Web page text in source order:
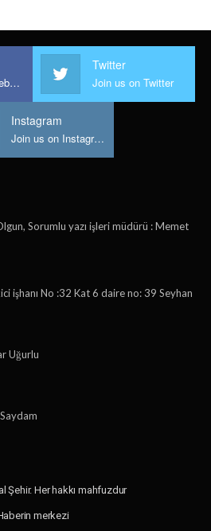
Join us on Facebook
Twitter
Join us on Twitter
Instagram
Join us on Instagram
Sorumlu yazı işleri müdürü : Memet
işhanı No :32 Kat 6 daire no: 39 Seyhan
Uğurlu
Şehir. Her hakkı mahfuzdur
merkezi